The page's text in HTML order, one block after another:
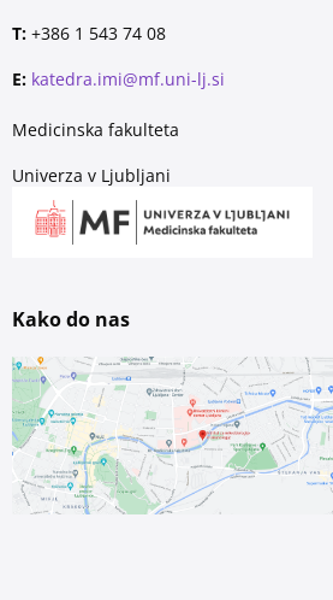
T: +386 1 543 74 08
E: katedra.imi@mf.uni-lj.si
Medicinska fakulteta
Univerza v Ljubljani
Kako do nas